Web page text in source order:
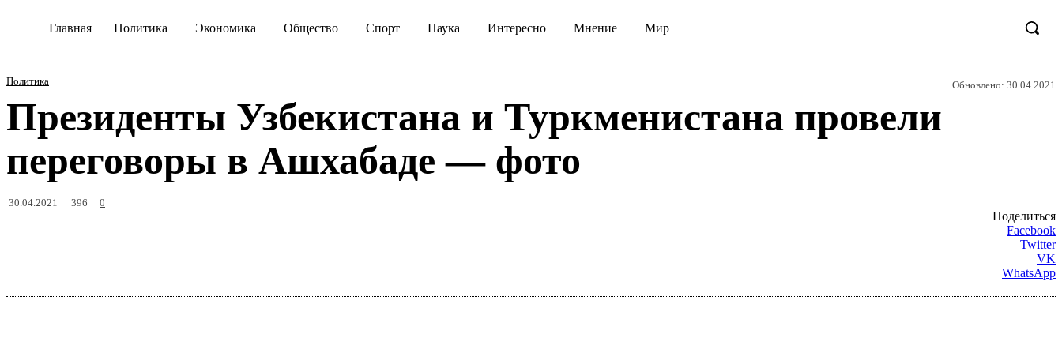
Главная Политика Экономика Общество Спорт Наука Интересно Мнение Мир
Политика Обновлено: 30.04.2021
Президенты Узбекистана и Туркменистана провели
переговоры в Ашхабаде — фото
30.04.2021 396 0
Поделиться
Facebook
Twitter
VK
WhatsApp